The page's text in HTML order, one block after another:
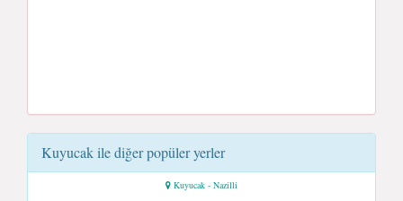
Kuyucak ile diğer popüler yerler
Kuyucak - Nazilli